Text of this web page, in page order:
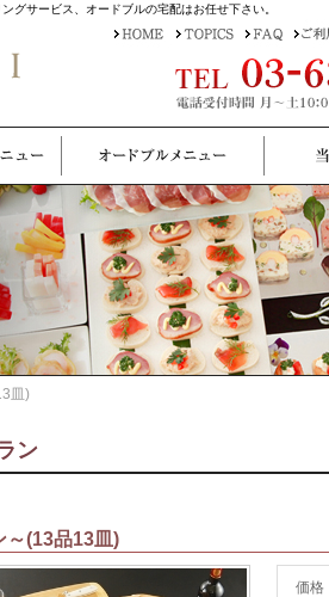
グサービス、オードブルの宅配はお任せ下さい。
皿)
ン
(13品13皿)
価格